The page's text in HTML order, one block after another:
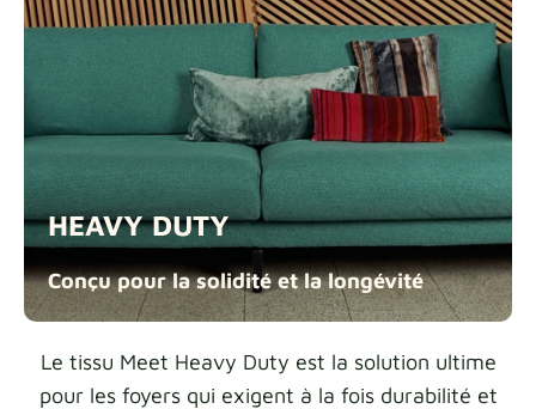
Échantillons de tissu
Obtenez votre échantillon
HEAVY DUTY
Conçu pour la solidité et la longévité
Le tissu Meet Heavy Duty est la solution ultime
pour les foyers qui exigent à la fois durabilité et